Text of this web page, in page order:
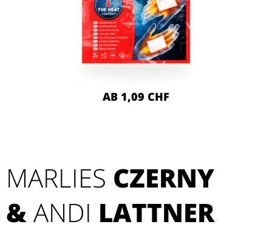
AB 1,09 CHF
MARLIES CZERNY
&ANDI LATTNER